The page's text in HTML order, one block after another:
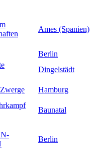
Ames (Spanien)
Berlin
Dingelstädt
Hamburg
Baunatal
Berlin